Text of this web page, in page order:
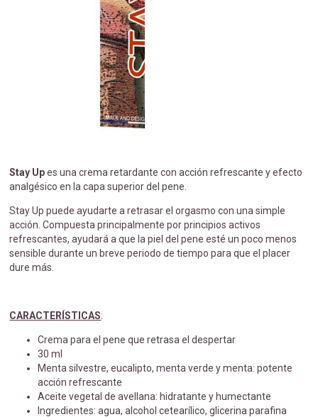
Stay Upes una crema retardante con acción refrescante y efecto
analgésico en la capa superior del pene.
Stay Up puede ayudarte a retrasar el orgasmo con una simple
acción. Compuesta principalmente por principios activos
refrescantes, ayudará a que la piel del pene esté un poco menos
sensible durante un breve periodo de tiempo para que el placer
dure más.
CARACTERÍSTICAS:
Crema para el pene que retrasa el despertar
30 ml
Menta silvestre, eucalipto, menta verde y menta: potente
acción refrescante
Aceite vegetal de avellana: hidratante y humectante
Ingredientes: agua, alcohol cetearílico, glicerina parafina